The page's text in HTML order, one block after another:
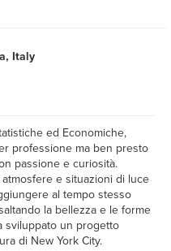
Italy
ed Economiche,
professione ma ben presto
passione e curiosità.
e situazioni di luce
al tempo stesso
la bellezza e le forme
sviluppato un progetto
di New York City.